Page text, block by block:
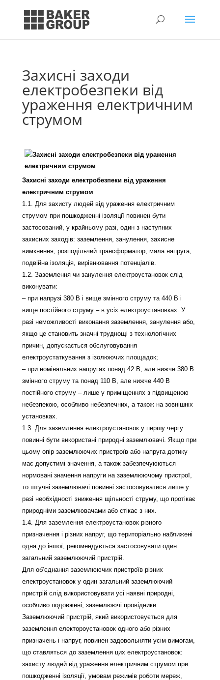
Захисні заходи
електробезпеки від
ураження електричним
струмом
Захисні заходи електробезпеки від ураження
електричним струмом
1.1. Для захисту людей від ураження електричним
струмом при пошкодженні ізоляції повинен бути
застосований, у крайньому разі, один з наступних
захисних заходів: заземлення, занулення, захисне
вимкнення, розподільчий трансформатор, мала напруга,
подвійна ізоляція, вирівнювання потенціалів.
1.2. Заземлення чи занулення електроустановок слід
виконувати:
– при напрузі 380 В і вище змінного струму та 440 В і
вище постійного струму – в усіх електроустановках. У
разі неможливості виконання заземлення, занулення або,
якщо це становить значні труднощі з технологічних
причин, допускається обслуговування
електроустаткування з ізолюючих площадок;
– при номінальних напругах понад 42 В, але нижче 380 В
змінного струму та понад 110 В, але нижче 440 В
постійного струму – лише у приміщеннях з підвищеною
небезпекою, особливо небезпечних, а також на зовнішніх
установках.
1.3. Для заземлення електроустановок у першу чергу
повинні бути використані природні заземлювачі. Якщо при
цьому опір заземлюючих пристроїв або напруга дотику
має допустимі значення, а також забезпечуюються
нормовані значення напруги на заземлюючому пристрої,
то штучні заземлювачі повинні застосовуватися лише у
разі необхідності зниження щільності струму, що протікає
природніми заземлювачами або стікає з них.
1.4. Для заземлення електроустановок різного
призначення і різних напруг, що територіально наближені
одна до іншої, рекомендується застосовувати один
загальний заземлюючий пристрій.
Для об’єднання заземлюючих пристроїв різних
електроустановок у один загальний заземлюючий
пристрій слід використовувати усі наявні природні,
особливо подовжені, заземлюючі провідники.
Заземлюючий пристрій, який використовується для
заземлення електороустановок одного або різних
призначень і напруг, повинен задовольняти усім вимогам,
що ставляться до заземлення цих електроустановок:
захисту людей від ураження електричним струмом при
пошкодженні ізоляції, умовам режимів роботи мереж,